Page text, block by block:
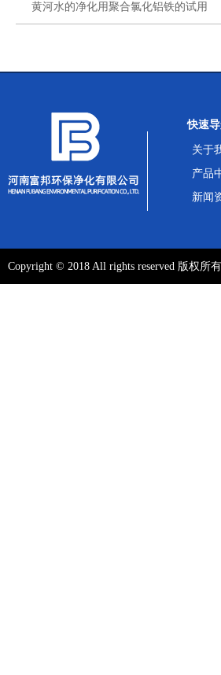
黄河水的净化用聚合氯化铝铁的试用
快速
关于
产品
新闻
Copyright ©️ 2018 All rights reserved 版权